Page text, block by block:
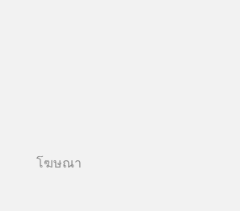
โฆษณา